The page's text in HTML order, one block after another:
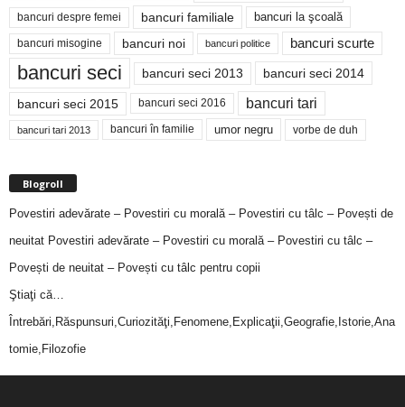
bancuri despre femei bancuri familiale bancuri la şcoală
bancuri misogine bancuri noi bancuri politice bancuri scurte
bancuri seci bancuri seci 2013 bancuri seci 2014
bancuri seci 2015 bancuri seci 2016 bancuri tari
bancuri tari 2013 bancuri în familie umor negru vorbe de duh
Blogroll
Povestiri adevărate – Povestiri cu morală – Povestiri cu tâlc – Povești de
neuitat Povestiri adevărate – Povestiri cu morală – Povestiri cu tâlc –
Povești de neuitat – Povești cu tâlc pentru copii
Ştiaţi că…
Întrebări,Răspunsuri,Curiozităţi,Fenomene,Explicaţii,Geografie,Istorie,Ana
tomie,Filozofie